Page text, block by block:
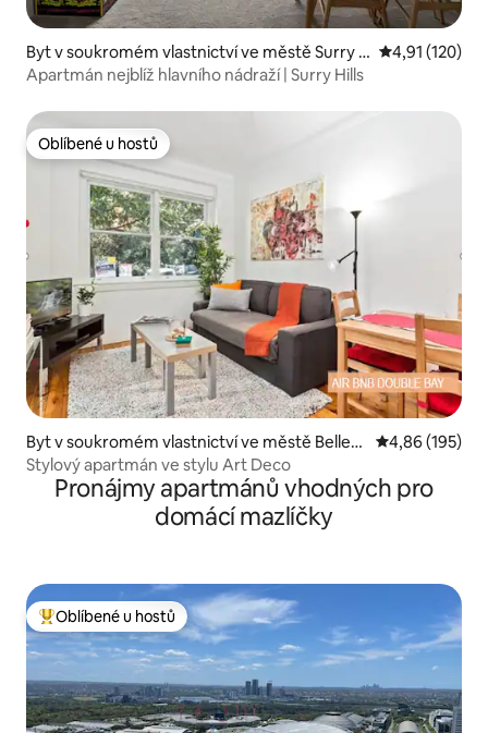
Byt v soukromém vlastnictví ve městě Surry H
ills
Průměrné
4,91 (120)
Apartmán nejblíž hlavního nádraží | Surry Hills
Oblíbené u hostů
Oblíbené u hostů
Byt v soukromém vlastnictví ve městě Bellev
ue Hill
Průměrné
4,86 (195)
Stylový apartmán ve stylu Art Deco
Pronájmy apartmánů vhodných pro
domácí mazlíčky
Nejlepší v kategorii Oblíbené u hostů
Oblíbené u hostů